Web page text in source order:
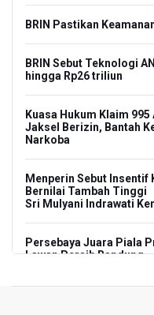
BRIN Pastikan
BRIN Sebut Teknologi
hingga Rp26 triliun
Kuasa Hukum Klaim
Jaksel Berizin, Bantah
Narkoba
Menperin Sebut
Bernilai Tambah Tinggi
Sri Mulyani Indrawati
Persebaya Juara Piala
Lawan Persib Bandung